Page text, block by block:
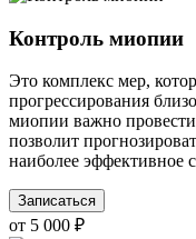
Контроль миопии
Это комплекс мер,
прогрессирования
миопии важно провести
позволит
наиболее эффективное
Записаться
от 5 000 ₽